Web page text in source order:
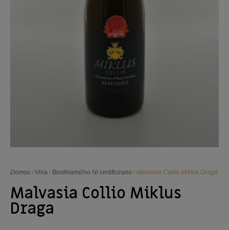
Domov/ Vina /Biodinamično Ni certificirano / Malvasia Collio Miklus Draga
Malvasia Collio Miklus
Draga